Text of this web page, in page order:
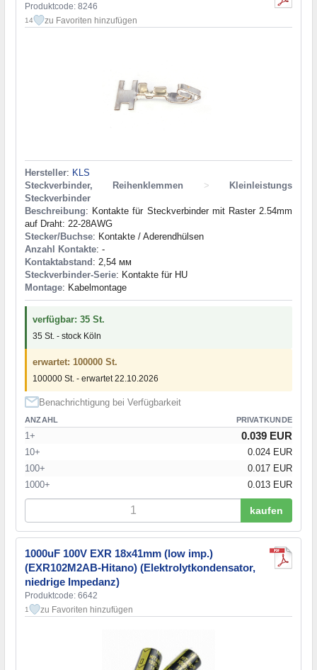
Produktcode: 8246
14 zu Favoriten hinzufügen
Hersteller: KLS
Steckverbinder, Reihenklemmen
>
Kleinleistungs
Steckverbinder
Beschreibung: Kontakte für Steckverbinder mit Raster 2.54mm
auf Draht: 22-28AWG
Stecker/Buchse: Kontakte / Aderendhülsen
Anzahl Kontakte: -
Kontaktabstand : 2,54 мм
Steckverbinder-Serie: Kontakte für HU
Montage: Kabelmontage
verfügbar: 35 St.
35 St. - stock Köln
erwartet: 100000 St.
100000 St. - erwartet 22.10.2026
Benachrichtigung bei Verfügbarkeit
ANZAHL PRIVATKUNDE
1+ 0.039 EUR
10+
0.024 EUR
100+
0.017 EUR
1000+
0.013 EUR
kaufen
1000uF 100V EXR 18x41mm (low imp.)
(EXR102M2AB-Hitano) (Elektrolytkondensator,
niedrige Impedanz)
Produktcode: 6642
1 zu Favoriten hinzufügen